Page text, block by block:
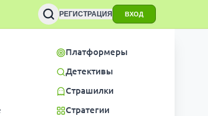
РЕГИСТРАЦИЯ ВХОД
Платформеры
Детективы
Страшилки
Стратегии